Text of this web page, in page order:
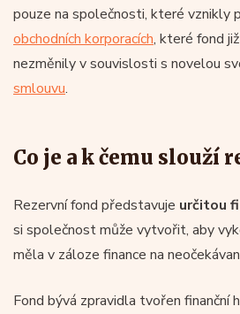
pouze na společnosti, které vznikly
obchodních korporacích, které fond
nezměnily v souvislosti s novelou
smlouvu.
Co je a k čemu slouží
Rezervní fond představuje určitou
si společnost může vytvořit, aby
měla v záloze finance na
Fond bývá zpravidla tvořen finanční